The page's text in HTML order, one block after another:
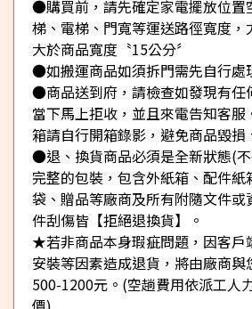
●購買前，請先確定家電擺放位置
梯、電梯、門寬等運送路徑寬度，
大於商品寬度〝15公分〞
●如搬運商品如須拆門需先自行處
●商品送到府，請檢查如發現有任
當下馬上拒收，並且來電告知客服
箱請自行開箱錄影，避免商品毀損
●退、換貨商品必須是全新狀態(
完整的包裝，包含外紙箱、配件
袋、贈品等廠商及所有附隨文件或
件刮傷皆【拒絕退換貨】。
★若非商品本身瑕疵問題，因客戶
安裝等因素造成退貨，將由廠商與
500-1200元。(空趟費用依派工人